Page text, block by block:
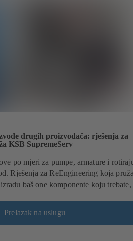
drugih proizvođača: rješenja za
KSB SupremeServ
po mjeri za pumpe, armature i
Rješenja za ReEngineering koja
baš one komponente koju
Prelazak na uslugu